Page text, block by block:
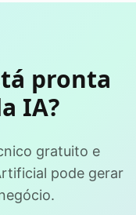
pronta
IA?
gratuito e
pode gerar